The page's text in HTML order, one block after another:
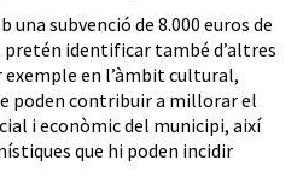
subvenció de 8.000 euros de
pretén identificar també d’altres
en l’àmbit cultural,
poden contribuir a millorar el
i econòmic del municipi, així
que hi poden incidir